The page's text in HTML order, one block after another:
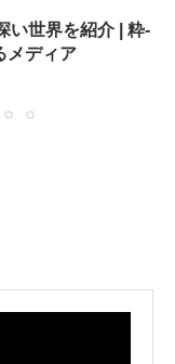
い世界を紹介 | 粋-
メディア